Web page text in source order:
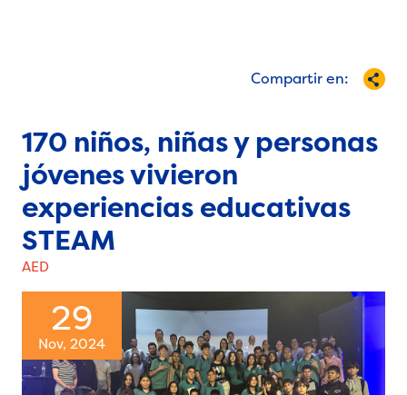
Compartir en:
170 niños, niñas y personas
jóvenes vivieron
experiencias educativas
STEAM
AED
29
Nov, 2024